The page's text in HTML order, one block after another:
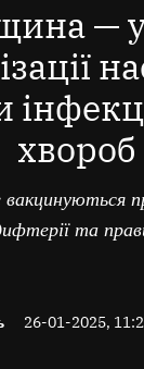
— у
хвороб
та
26-01-2025,